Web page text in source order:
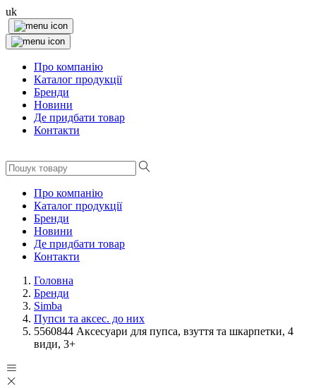
uk
Про компанію
Каталог продукції
Бренди
Новини
Де придбати товар
Контакти
Про компанію
Каталог продукції
Бренди
Новини
Де придбати товар
Контакти
Головна
Бренди
Simba
Пупси та аксес. до них
5560844 Аксесуари для пупса, взуття та шкарпетки, 4
види, 3+